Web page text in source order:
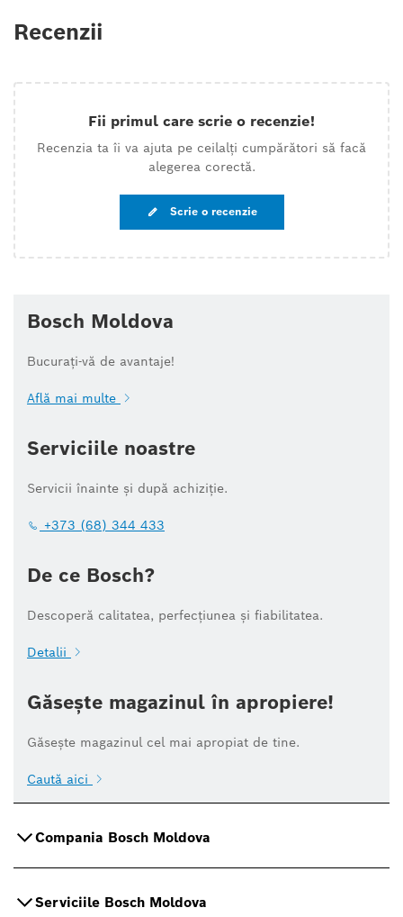
Recenzii
Fii primul care scrie o recenzie!
Recenzia ta îi va ajuta pe ceilalți cumpărători să facă
alegerea corectă.
Scrie o recenzie
Bosch Moldova
Bucurați-vă de avantaje!
Află mai multe
Serviciile noastre
Servicii înainte și după achiziție.
+373 (68) 344 433
De ce Bosch?
Descoperă calitatea, perfecțiunea și fiabilitatea.
Detalii
Găsește magazinul în apropiere!
Găsește magazinul cel mai apropiat de tine.
Caută aici
Compania Bosch Moldova
Serviciile Bosch Moldova